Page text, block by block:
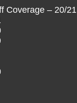
Coverage – 20/21